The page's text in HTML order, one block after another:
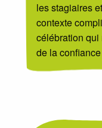
les stagiaires
contexte
célébration qui
de la